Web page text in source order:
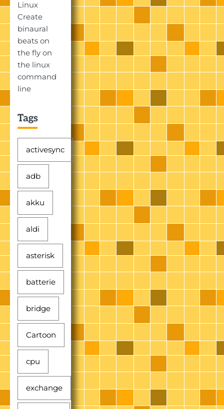
Linux
Create
binaural
beats on
the fly on
the linux
command
line
Tags
activesync
adb
akku
aldi
asterisk
batterie
bridge
Cartoon
cpu
exchange